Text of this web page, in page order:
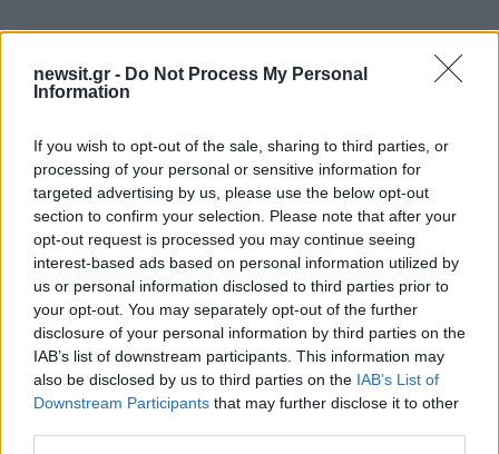
newsit.gr - Do Not Process My Personal
Information
If you wish to opt-out of the sale, sharing to third parties, or
processing of your personal or sensitive information for
targeted advertising by us, please use the below opt-out
section to confirm your selection. Please note that after your
opt-out request is processed you may continue seeing
interest-based ads based on personal information utilized by
us or personal information disclosed to third parties prior to
your opt-out. You may separately opt-out of the further
disclosure of your personal information by third parties on the
IAB’s list of downstream participants. This information may
also be disclosed by us to third parties on the IAB’s List of
Downstream Participants that may further disclose it to other
Όσον αφορά τον τρόπο δράσης, τα μέλη της
συμμορίας κινούνταν πεζή κατά τις βραδινές
ώρες αναζητώντας τα υποψήφια θύματά τους, τα
οποία φρόντιζαν να είναι ανήλικοι μικρής
σωματικής διάπλασης.